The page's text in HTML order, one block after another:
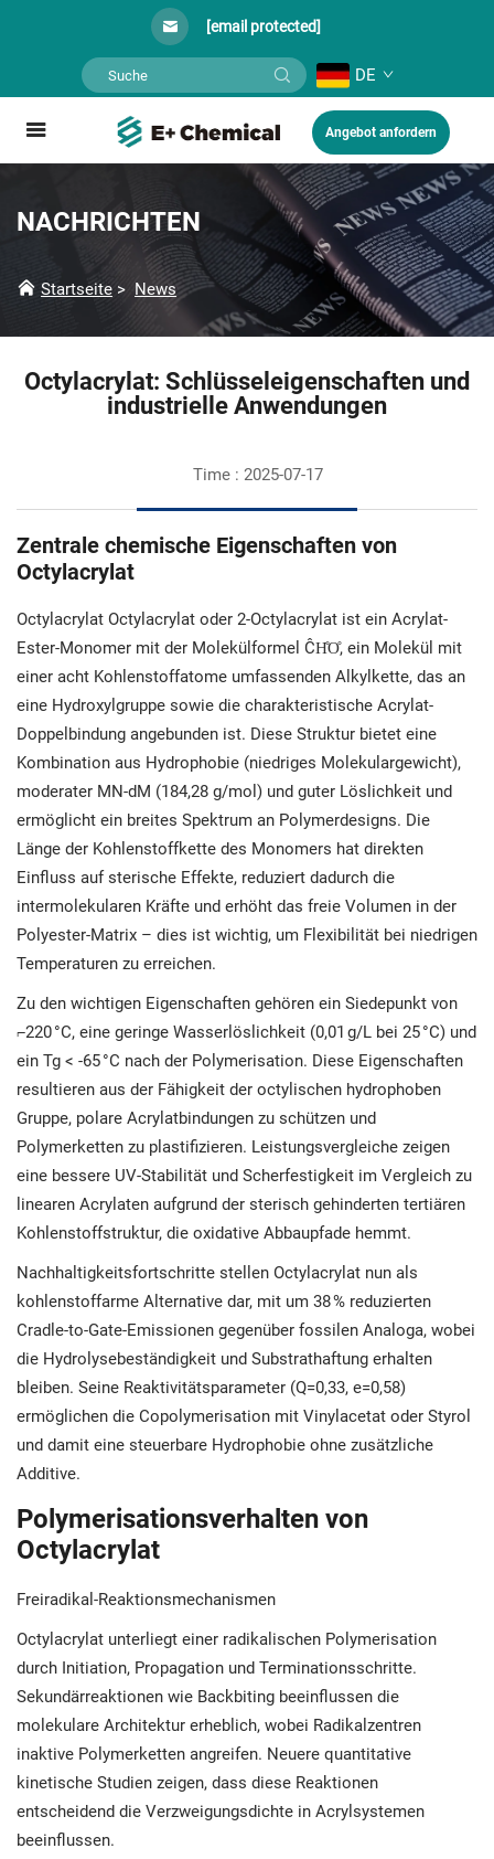
[email protected]
DE
Angebot anfordern
NACHRICHTEN
Startseite > News
Octylacrylat: Schlüsseleigenschaften und
industrielle Anwendungen
Time : 2025-07-17
Zentrale chemische Eigenschaften von
Octylacrylat
Octylacrylat Octylacrylat oder 2-Octylacrylat ist ein Acrylat-
Ester-Monomer mit der Molekülformel ĈH̊O̊, ein Molekül mit
einer acht Kohlenstoffatome umfassenden Alkylkette, das an
eine Hydroxylgruppe sowie die charakteristische Acrylat-
Doppelbindung angebunden ist. Diese Struktur bietet eine
Kombination aus Hydrophobie (niedriges Molekulargewicht),
moderater MN-dM (184,28 g/mol) und guter Löslichkeit und
ermöglicht ein breites Spektrum an Polymerdesigns. Die
Länge der Kohlenstoffkette des Monomers hat direkten
Einfluss auf sterische Effekte, reduziert dadurch die
intermolekularen Kräfte und erhöht das freie Volumen in der
Polyester-Matrix – dies ist wichtig, um Flexibilität bei niedrigen
Temperaturen zu erreichen.
Zu den wichtigen Eigenschaften gehören ein Siedepunkt von
⌐220 °C, eine geringe Wasserlöslichkeit (0,01 g/L bei 25 °C) und
ein Tg < -65 °C nach der Polymerisation. Diese Eigenschaften
resultieren aus der Fähigkeit der octylischen hydrophoben
Gruppe, polare Acrylatbindungen zu schützen und
Polymerketten zu plastifizieren. Leistungsvergleiche zeigen
eine bessere UV-Stabilität und Scherfestigkeit im Vergleich zu
linearen Acrylaten aufgrund der sterisch gehinderten tertiären
Kohlenstoffstruktur, die oxidative Abbaupfade hemmt.
Nachhaltigkeitsfortschritte stellen Octylacrylat nun als
kohlenstoffarme Alternative dar, mit um 38 % reduzierten
Cradle-to-Gate-Emissionen gegenüber fossilen Analoga, wobei
die Hydrolysebeständigkeit und Substrathaftung erhalten
bleiben. Seine Reaktivitätsparameter (Q=0,33, e=0,58)
ermöglichen die Copolymerisation mit Vinylacetat oder Styrol
und damit eine steuerbare Hydrophobie ohne zusätzliche
Additive.
Polymerisationsverhalten von
Octylacrylat
Freiradikal-Reaktionsmechanismen
Octylacrylat unterliegt einer radikalischen Polymerisation
durch Initiation, Propagation und Terminationsschritte.
Sekundärreaktionen wie Backbiting beeinflussen die
molekulare Architektur erheblich, wobei Radikalzentren
inaktive Polymerketten angreifen. Neuere quantitative
kinetische Studien zeigen, dass diese Reaktionen
entscheidend die Verzweigungsdichte in Acrylsystemen
beeinflussen.